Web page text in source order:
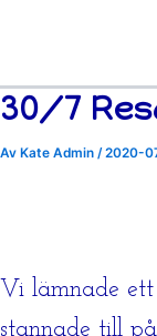
30/7
Av Kate Admin /2020-
Vi lämnade ett
stannade till